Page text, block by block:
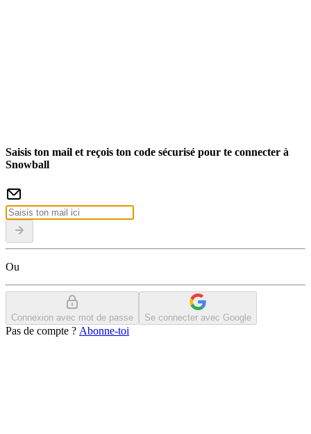
Saisis ton mail et reçois ton code sécurisé pour te connecter à
Snowball
Ou
Connexion avec mot de passe Se connecter avec Google
Pas de compte ? Abonne-toi